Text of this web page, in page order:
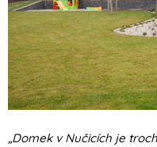
„Domek v Nučicích je